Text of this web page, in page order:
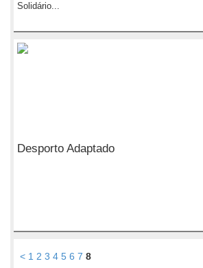
Solidário...
Desporto Adaptado
< 1 2 3 4 5 6 7 8